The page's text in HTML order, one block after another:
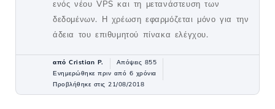
ενός νέου VPS και τη μετανάστευση των
δεδομένων. Η χρέωση εφαρμόζεται μόνο για την
άδεια του επιθυμητού πίνακα ελέγχου.
από Cristian P.
Απόψεις 855
Ενημερώθηκε πριν από 6 χρόνια
Προβλήθηκε στις 21/08/2018